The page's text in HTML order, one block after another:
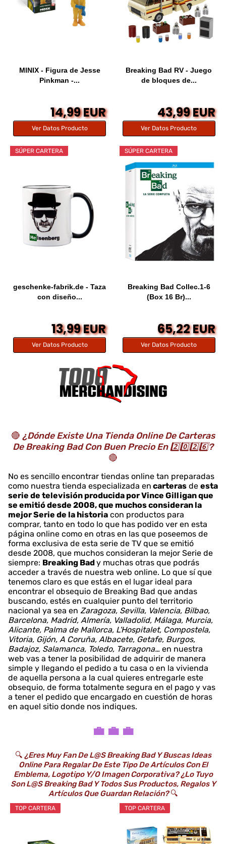
MINIX - Figura de Jesse
Pinkman -...
14,99 EUR
Ver Datos Producto
Breaking Bad RV - Juego
de bloques de...
43,99 EUR
Ver Datos Producto
SÚPER CARTERA
geschenke-fabrik.de - Taza
con diseño...
13,99 EUR
Ver Datos Producto
SÚPER CARTERA
Breaking Bad Collec.1-6
(Box 16 Br)...
65,22 EUR
Ver Datos Producto
🔴 ¿Dónde Existe Una Tienda Online De Carteras
De Breaking Bad Con Buen Precio En 2️⃣0️⃣2️⃣6️⃣?
🔴
No es sencillo encontrar tiendas online tan preparadas
como nuestra tienda especializada en carteras de esta
serie de televisión producida por Vince Gilligan que
se emitió desde 2008, que muchos consideran la
mejor Serie de la historia con productos para
comprar, tanto en todo lo que has podido ver en esta
página online como en otras en las que poseemos de
forma exclusiva de esta serie de TV que se emitió
desde 2008, que muchos consideran la mejor Serie de
siempre: Breaking Bady muchas otras que podrás
acceder a través de nuestra web online. Lo que sí que
tenemos claro es que estás en el lugar ideal para
encontrar el obsequio de Breaking Bad que andas
buscando, estés en cualquier punto del territorio
nacional ya sea en Zaragoza, Sevilla, Valencia, Bilbao,
Barcelona, Madrid, Almería, Valladolid, Málaga, Murcia,
Alicante, Palma de Mallorca, L'Hospitalet, Compostela,
Vitoria, Gijón, A Coruña, Albacete, Getafe, Burgos,
Badajoz, Salamanca, Toledo, Tarragona… en nuestra
web vas a tener la posibilidad de adquirir de manera
simple y llegando el pedido a tu casa o en la vivienda
de aquella persona a la cual quieres entregarle este
obsequio, de forma totalmente segura en el pago y vas
a tener el pedido que encargado en cuestión de horas
en aquel sitio donde nos indiques.
💼 💼 💼
🔍 ¿Eres Muy Fan De L@s Breaking Bad Y Buscas Ideas
Online Para Regalar De Este Tipo De Artículos Con El
Emblema, Logotipo Y/o Imagen Corporativa? ¿Lo Tuyo
Son L@s Breaking Bad Y Todos Sus Productos, Regalos Y
Artículos Que Guardan Relación?🔍
TOP CARTERA TOP CARTERA